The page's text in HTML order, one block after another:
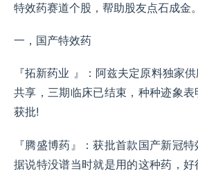
特效药赛道个股，帮助股友点石成金。
一，国产特效药
『拓新药业 』：阿兹夫定原料独家
共享，三期临床已结束，种种迹象
获批!
『腾盛博药』：获批首款国产新冠
据说特没谱当时就是用的这种药，